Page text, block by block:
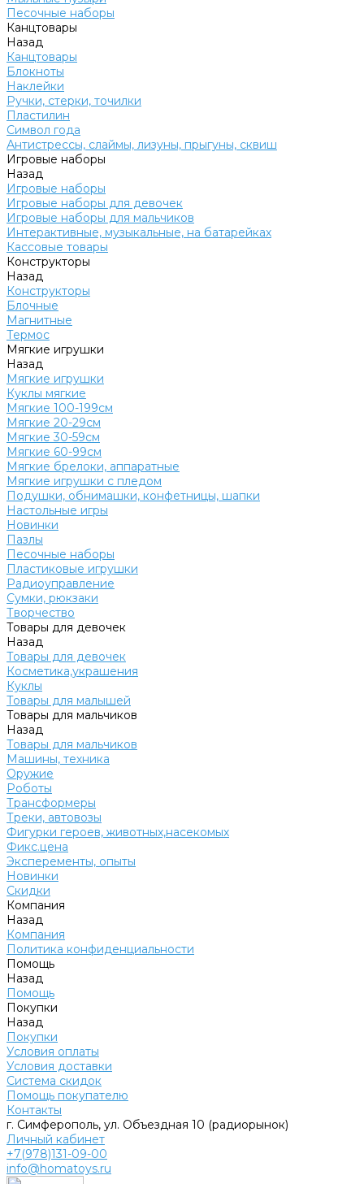
Песочные наборы
Канцтовары
Назад
Канцтовары
Блокноты
Наклейки
Ручки, стерки, точилки
Пластилин
Символ года
Антистрессы, слаймы, лизуны, прыгуны, сквиш
Игровые наборы
Назад
Игровые наборы
Игровые наборы для девочек
Игровые наборы для мальчиков
Интерактивные, музыкальные, на батарейках
Кассовые товары
Конструкторы
Назад
Конструкторы
Блочные
Магнитные
Термос
Мягкие игрушки
Назад
Мягкие игрушки
Куклы мягкие
Мягкие 100-199см
Мягкие 20-29см
Мягкие 30-59см
Мягкие 60-99см
Мягкие брелоки, аппаратные
Мягкие игрушки с пледом
Подушки, обнимашки, конфетницы, шапки
Настольные игры
Новинки
Пазлы
Песочные наборы
Пластиковые игрушки
Радиоуправление
Сумки, рюкзаки
Творчество
Товары для девочек
Назад
Товары для девочек
Косметика,украшения
Куклы
Товары для малышей
Товары для мальчиков
Назад
Товары для мальчиков
Машины, техника
Оружие
Роботы
Трансформеры
Треки, автовозы
Фигурки героев, животных,насекомых
Фикс.цена
Эксперементы, опыты
Новинки
Скидки
Компания
Назад
Компания
Политика конфиденциальности
Помощь
Назад
Помощь
Покупки
Назад
Покупки
Условия оплаты
Условия доставки
Система скидок
Помощь покупателю
Контакты
г. Симферополь, ул. Объездная 10 (радиорынок)
Личный кабинет
+7(978)131-09-00
info@homatoys.ru